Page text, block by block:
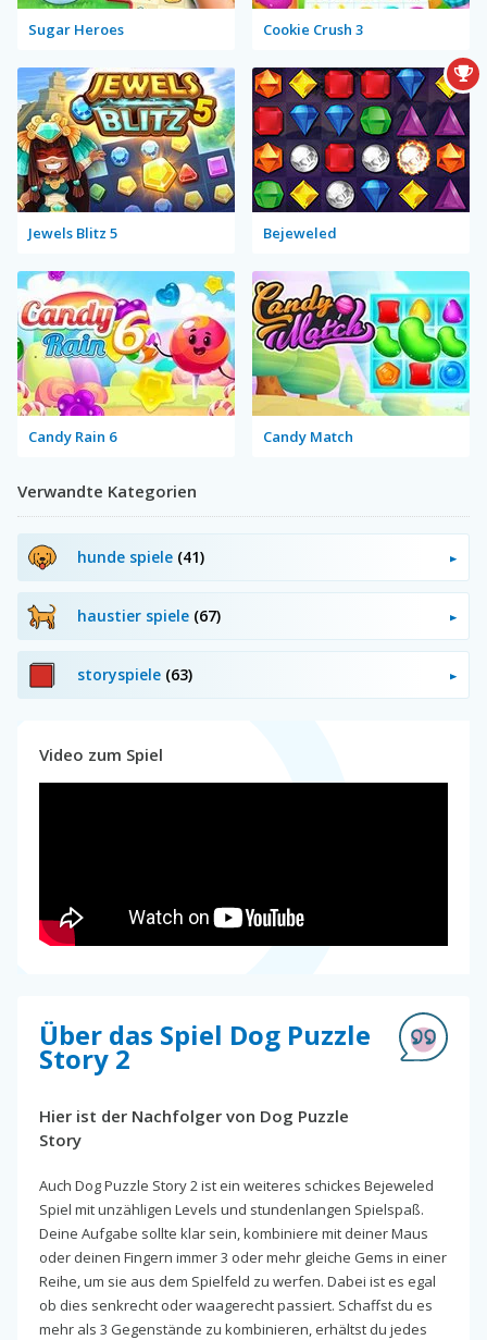
Sugar Heroes Cookie Crush 3
Jewels Blitz 5 Bejeweled
Candy Rain 6 Candy Match
Verwandte Kategorien
hunde spiele (41)
haustier spiele (67)
storyspiele (63)
Video zum Spiel
Über das Spiel Dog Puzzle
Story 2
Hier ist der Nachfolger von Dog Puzzle
Story
Auch Dog Puzzle Story 2 ist ein weiteres schickes Bejeweled
Spiel mit unzähligen Levels und stundenlangen Spielspaß.
Deine Aufgabe sollte klar sein, kombiniere mit deiner Maus
oder deinen Fingern immer 3 oder mehr gleiche Gems in einer
Reihe, um sie aus dem Spielfeld zu werfen. Dabei ist es egal
ob dies senkrecht oder waagerecht passiert. Schaffst du es
mehr als 3 Gegenstände zu kombinieren, erhältst du jedes